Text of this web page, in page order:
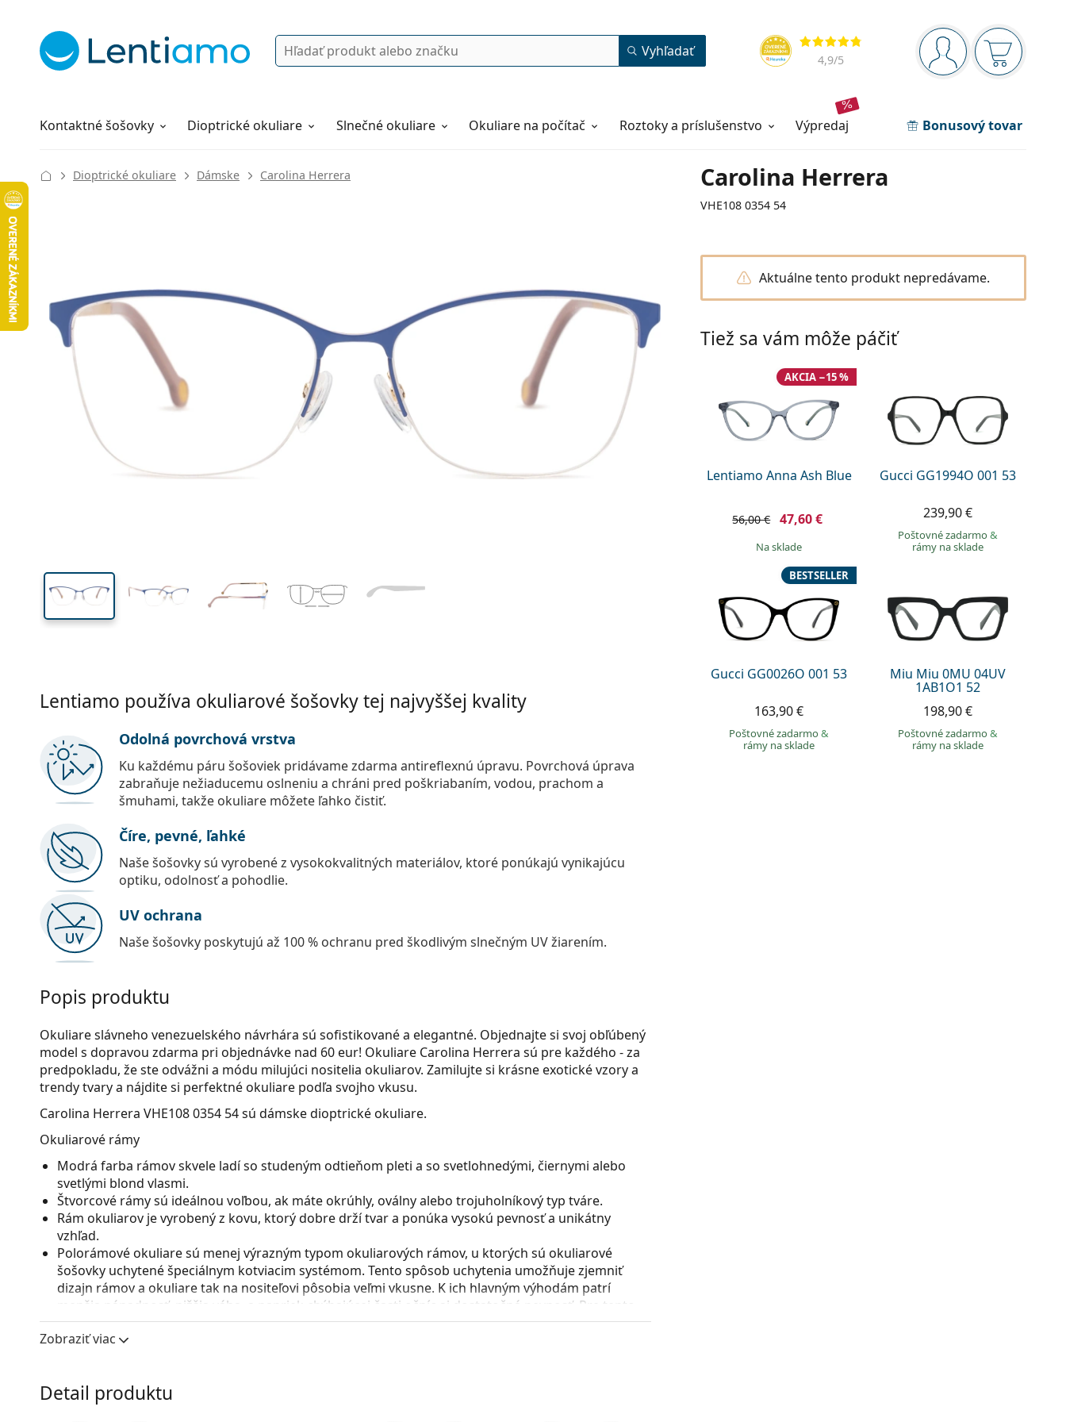
Navigačný panel
ste prihláseníNákupný
Hodnotenia
4,9/5
Vyhľadávanie Vyhľadať
Kontaktné šošovky
Roztoky Dioptrické okuliare Slnečné okuliare Okuliare na počítač Roztoky a príslušenstvo výpredaj Bonusový tovar
Všetko o nákupe
Carolina Herrera
VHE108 0354 54
Dioptrické okuliare Dámske Carolina Herrera
129 mm
Dĺžka stranice
39 mm
Výška očnice
54 mm
Šírka očnice
54
Šírka
očnice
mostíka
stranice
Aktuálne tento produkt nepredávame.
Tiež sa vám môže páčiť
Lentiamo Anna Ash Blue
AKCIA −15 %
56,00 € 47,60 €
na sklade
Gucci GG1994O 001 53
239,90 €
Poštovné zadarmo&
rámy na sklade
Gucci GG0026O 001 53
BESTSELLER
163,90 €
Poštovné zadarmo&
rámy na sklade
Miu Miu 0MU 04UV
1AB1O1 52
198,90 €
Poštovné zadarmo&
rámy na sklade
Lentiamo používa okuliarové šošovky tej najvyššej kvality
Odolná povrchová vrstva
Ku každému páru šošoviek pridávame zdarma antireflexnú úpravu. Povrchová úprava
zabraňuje nežiaducemu oslneniu a chráni pred poškriabaním, vodou, prachom a
šmuhami, takže okuliare môžete ľahko čistiť.
Číre, pevné, ľahké
Naše šošovky sú vyrobené z vysokokvalitných materiálov, ktoré ponúkajú vynikajúcu
optiku, odolnosť a pohodlie.
UV ochrana
Naše šošovky poskytujú až 100 % ochranu pred škodlivým slnečným UV žiarením.
Popis produktu
Okuliare slávneho venezuelského návrhára sú sofistikované a elegantné. Objednajte si svoj obľúbený
model s dopravou zdarma pri objednávke nad 60 eur! Okuliare Carolina Herrera sú pre každého - za
predpokladu, že ste odvážni a módu milujúci nositelia okuliarov. Zamilujte si krásne exotické vzory a
trendy tvary a nájdite si perfektné okuliare podľa svojho vkusu.
Carolina Herrera VHE108 0354 54sú dámske dioptrické okuliare.
Okuliarové rámy
Modrá farba rámov skvele ladí so studeným odtieňom pleti a so svetlohnedými, čiernymi alebo
svetlými blond vlasmi.
Štvorcové rámy sú ideálnou voľbou, ak máte okrúhly, oválny alebo trojuholníkový typ tváre.
Rám okuliarov je vyrobený z kovu, ktorý dobre drží tvar a ponúka vysokú pevnosť a unikátny
vzhľad.
Polorámové okuliare sú menej výrazným typom okuliarových rámov, u ktorých sú okuliarové
šošovky uchytené špeciálnym kotviacim systémom. Tento spôsob uchytenia umožňuje zjemniť
dizajn rámov a okuliare tak na nositeľovi pôsobia veľmi vkusne. K ich hlavným výhodám patrí
menšia nápadnosť, nižšia váha, a napriek chýbajúcej časti očníc aj dostatočná pevnosť. Pre tento
druh rámu sú vhodné predovšetkým vysokoindexové plastové okuliarové šošovky, teda stenčené
varianty s indexom nad 1.5 zo alebo špeciálneho materiálu Trivex.
vykonávať skúsený optik, aby neodbornou manipuláciou nedošlo k ich poškodeniu alebo
zlomeniu.
Zobraziť viac
Detail produktu